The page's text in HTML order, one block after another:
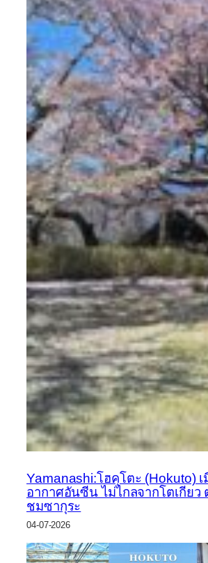
Yamanashi:โฮคุโตะ (Hokuto) เ
อากาศอันซีน ไม่ไกลจากโตเกียว
ชมซากุระ
04-07-2026